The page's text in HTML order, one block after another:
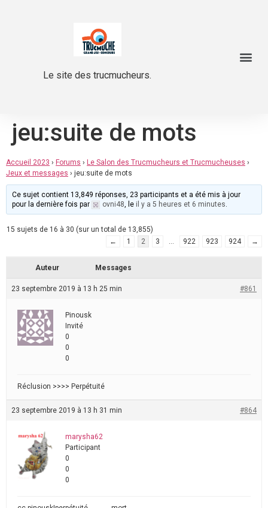
Le site des trucmucheurs.
jeu:suite de mots
Accueil 2023 › Forums › Le Salon des Trucmucheurs et Trucmucheuses ›
Jeux et messages › jeu:suite de mots
Ce sujet contient 13,849 réponses, 23 participants et a été mis à jour
pour la dernière fois par
ovni48, le il y a 5 heures et 6 minutes.
15 sujets de 16 à 30 (sur un total de 13,855)
←
1 2 3 … 922 923 924 →
Auteur Messages
23 septembre 2019 à 13 h 25 min #861
Pinousk
Invité
0
0
0
Réclusion >>>> Perpétuité
23 septembre 2019 à 13 h 31 min #864
marysha62
Participant
0
0
0